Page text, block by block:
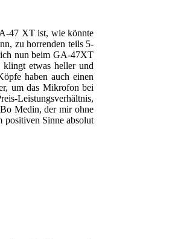
47 XT ist, wie könnte
zu horrenden teils 5-
nun beim GA-47XT
klingt etwas heller und
haben auch einen
um das Mikrofon bei
Leistungsverhältnis,
Medin, der mir ohne
positiven Sinne absolut